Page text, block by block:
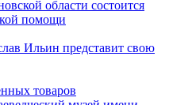
области состоится
помощи
Ильин представит свою
товаров